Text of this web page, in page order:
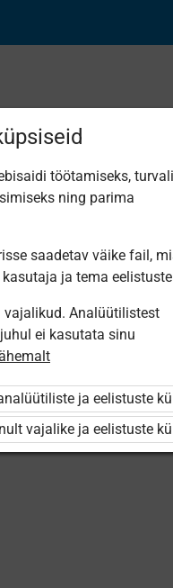
töötamiseks,
ning parima
saadetav väike fail,
ja tema
vajalikud. Analüütilistest
ei kasutata sinu
ja eelistuste
vajalike ja eelistuste